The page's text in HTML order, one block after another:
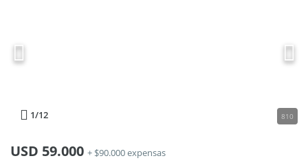
1/12 810
USD 59.000 + $90.000 expensas